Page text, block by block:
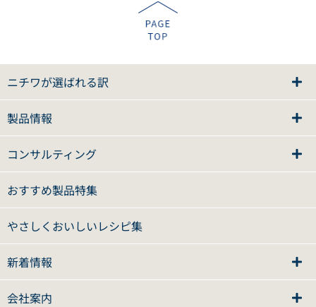
ニチワが選ばれる訳
製品情報
コンサルティング
おすすめ製品特集
やさしくおいしいレシピ集
新着情報
会社案内